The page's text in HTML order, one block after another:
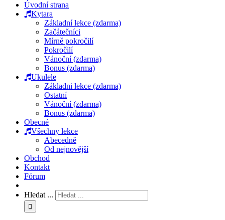
Úvodní strana
Kytara
Základní lekce (zdarma)
Začátečníci
Mírně pokročilí
Pokročilí
Vánoční (zdarma)
Bonus (zdarma)
Ukulele
Základni lekce (zdarma)
Ostatní
Vánoční (zdarma)
Bonus (zdarma)
Obecné
Všechny lekce
Abecedně
Od nejnovější
Obchod
Kontakt
Fórum
Hledat ...